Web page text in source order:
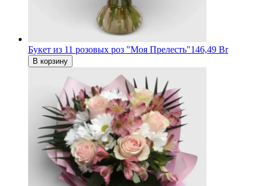
Букет из 11 розовых роз "Моя Прелесть"146,49 Br
В корзину